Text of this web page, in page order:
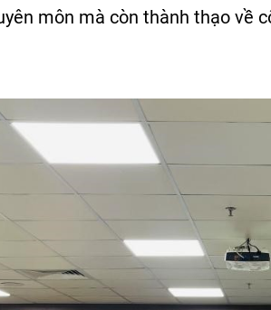
môn mà còn thành thạo về